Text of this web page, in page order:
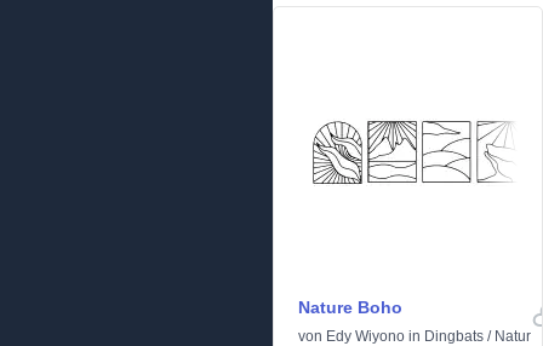
Nature Boho
von Edy Wiyono in Dingbats / Natur